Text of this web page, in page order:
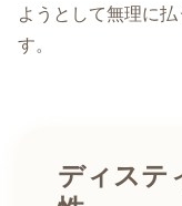
ようとして無理に
す。
ディステ